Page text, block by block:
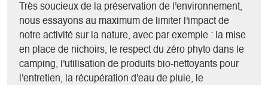
Très soucieux de la préservation de l'environnement,
nous essayons au maximum de limiter l'impact de
notre activité sur la nature, avec par exemple : la mise
en place de nichoirs, le respect du zéro phyto dans le
camping, l'utilisation de produits bio-nettoyants pour
l'entretien, la récupération d'eau de pluie, le